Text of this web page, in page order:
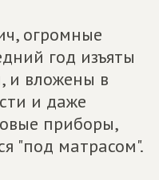
огромные
год изъяты
и вложены в
и даже
приборы,
"под матрасом".